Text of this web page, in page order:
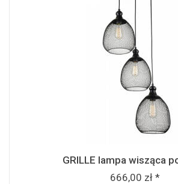
GRILLE lampa wisząca
666,00 zł *